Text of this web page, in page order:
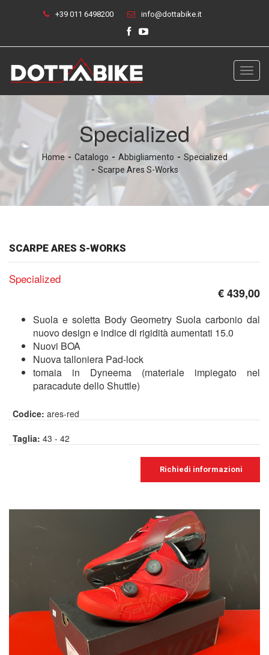
+39 011 6498200 info@dottabike.it
Specialized
Home Catalogo Abbigliamento
Specialized
Scarpe Ares S-Works
SCARPE ARES S-WORKS
Specialized
€ 439,00
Suola e soletta Body Geometry Suola carbonio dal
nuovo design e indice di rigidità aumentati 15.0
Nuovi BOA
Nuova talloniera Pad-lock
tomaia in Dyneema (materiale impiegato nel
paracadute dello Shuttle)
Codice: ares-red
Taglia: 43 - 42
Richiedi informazioni